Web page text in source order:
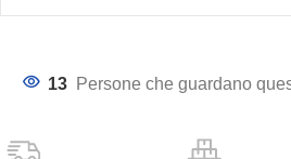
13 Persone che guardano